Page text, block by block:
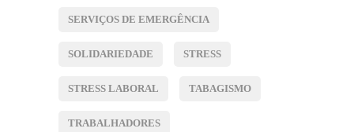
SERVIÇOS DE EMERGÊNCIA
SOLIDARIEDADE STRESS
STRESS LABORAL TABAGISMO
TRABALHADORES